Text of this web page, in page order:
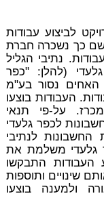
פרויקט לביצוע עבודות
כך נשכרה חברת
נתיבי הגליל
(להלן: "כפר
נסור בע"מ
העבודות בוצעו
על-פי תנאי
לכפר גלעדי
לנתיבי
גלעדי משלמת את
העבודות התבקשו
שינויים ותוספות
ולמענה בוצעו